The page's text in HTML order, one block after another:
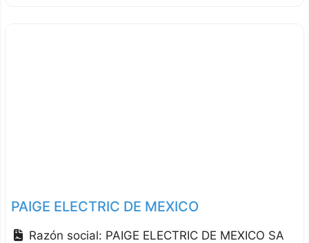
PAIGE ELECTRIC DE MEXICO
Razón social: PAIGE ELECTRIC DE MEXICO SA